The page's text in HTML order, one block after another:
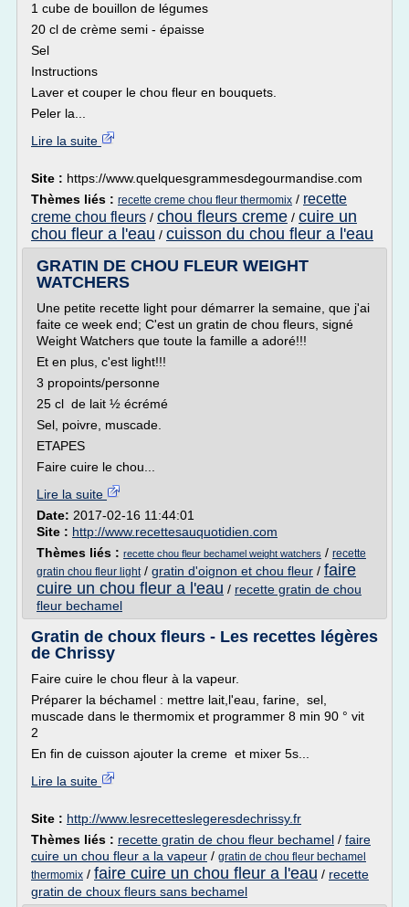
1 cube de bouillon de légumes
20 cl de crème semi - épaisse
Sel
Instructions
Laver et couper le chou fleur en bouquets.
Peler la...
Lire la suite
Site : https://www.quelquesgrammesdegourmandise.com
Thèmes liés : recette creme chou fleur thermomix / recette
creme chou fleurs / chou fleurs creme / cuire un
chou fleur a l'eau / cuisson du chou fleur a l'eau
GRATIN DE CHOU FLEUR WEIGHT
WATCHERS
Une petite recette light pour démarrer la semaine, que j'ai
faite ce week end; C'est un gratin de chou fleurs, signé
Weight Watchers que toute la famille a adoré!!!
Et en plus, c'est light!!!
3 propoints/personne
25 cl de lait ½ écrémé
Sel, poivre, muscade.
ETAPES
Faire cuire le chou...
Lire la suite
Date: 2017-02-16 11:44:01
Site : http://www.recettesauquotidien.com
Thèmes liés : recette chou fleur bechamel weight watchers / recette
gratin chou fleur light/ gratin d'oignon et chou fleur / faire
cuire un chou fleur a l'eau / recette gratin de chou
fleur bechamel
Gratin de choux fleurs - Les recettes légères
de Chrissy
Faire cuire le chou fleur à la vapeur.
Préparer la béchamel : mettre lait,l'eau, farine, sel,
muscade dans le thermomix et programmer 8 min 90 ° vit
2
En fin de cuisson ajouter la creme et mixer 5s...
Lire la suite
Site : http://www.lesrecetteslegeresdechrissy.fr
Thèmes liés : recette gratin de chou fleur bechamel / faire
cuire un chou fleur a la vapeur / gratin de chou fleur bechamel
thermomix / faire cuire un chou fleur a l'eau / recette
gratin de choux fleurs sans bechamel